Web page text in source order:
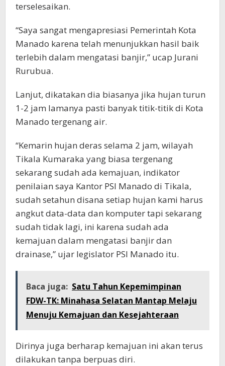
terselesaikan.
“Saya sangat mengapresiasi Pemerintah Kota
Manado karena telah menunjukkan hasil baik
terlebih dalam mengatasi banjir,” ucap Jurani
Rurubua.
Lanjut, dikatakan dia biasanya jika hujan turun
1-2 jam lamanya pasti banyak titik-titik di Kota
Manado tergenang air.
“Kemarin hujan deras selama 2 jam, wilayah
Tikala Kumaraka yang biasa tergenang
sekarang sudah ada kemajuan, indikator
penilaian saya Kantor PSI Manado di Tikala,
sudah setahun disana setiap hujan kami harus
angkut data-data dan komputer tapi sekarang
sudah tidak lagi, ini karena sudah ada
kemajuan dalam mengatasi banjir dan
drainase,” ujar legislator PSI Manado itu.
Baca juga: Satu Tahun Kepemimpinan
FDW-TK: Minahasa Selatan Mantap Melaju
Menuju Kemajuan dan Kesejahteraan
Dirinya juga berharap kemajuan ini akan terus
dilakukan tanpa berpuas diri.